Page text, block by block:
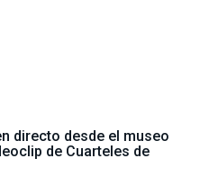
directo desde el museo
de Cuarteles de